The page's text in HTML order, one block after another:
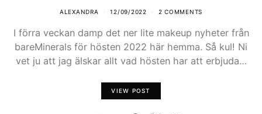
ALEXANDRA 12/09/2022 2 COMMENTS
I förra veckan damp det ner lite makeup nyheter från
bareMinerals för hösten 2022 här hemma. Så kul! Ni
vet ju att jag älskar allt vad hösten har att erbjuda…
VIEW POST